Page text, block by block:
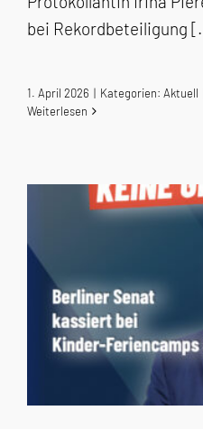
bei Rekordbeteiligung
1. April 2026 | Kategorien: Aktuell
Weiterlesen